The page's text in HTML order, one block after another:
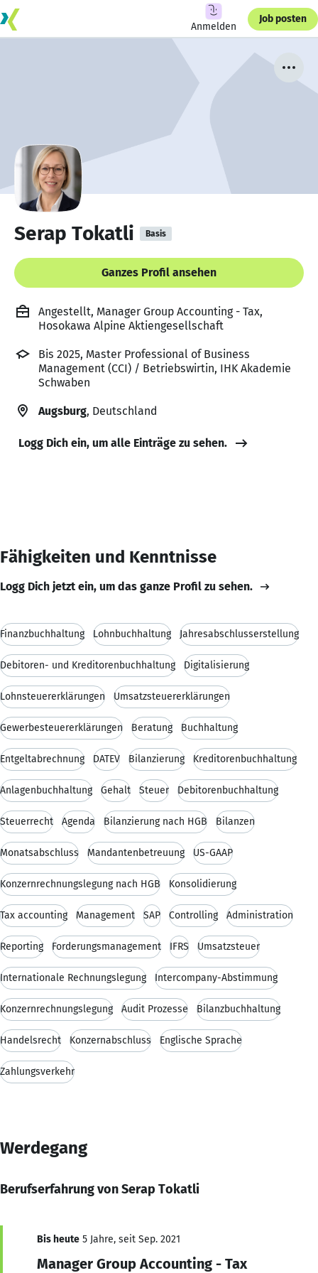
Anmelden
Job posten
Serap Tokatli Basis
Ganzes Profil ansehen
Angestellt, Manager Group Accounting - Tax,
Hosokawa Alpine Aktiengesellschaft
Bis 2025, Master Professional of Business
Management (CCI) / Betriebswirtin, IHK Akademie
Schwaben
Augsburg, Deutschland
Logg Dich ein, um alle Einträge zu sehen.
Fähigkeiten und Kenntnisse
Logg Dich jetzt ein, um das ganze Profil zu sehen.
Finanzbuchhaltung Lohnbuchhaltung Jahresabschlusserstellung
Debitoren- und Kreditorenbuchhaltung Digitalisierung
Lohnsteuererklärungen Umsatzsteuererklärungen
Gewerbesteuererklärungen Beratung Buchhaltung
Entgeltabrechnung DATEV Bilanzierung Kreditorenbuchhaltung
Anlagenbuchhaltung Gehalt Steuer Debitorenbuchhaltung
Steuerrecht Agenda Bilanzierung nach HGB Bilanzen
Monatsabschluss Mandantenbetreuung US-GAAP
Konzernrechnungslegung nach HGB Konsolidierung
Tax accounting Management SAP Controlling Administration
Reporting Forderungsmanagement IFRS Umsatzsteuer
Internationale Rechnungslegung Intercompany-Abstimmung
Konzernrechnungslegung Audit Prozesse Bilanzbuchhaltung
Handelsrecht Konzernabschluss Englische Sprache
Zahlungsverkehr
Werdegang
Berufserfahrung von Serap Tokatli
Bis heute 5 Jahre, seit Sep. 2021
Manager Group Accounting - Tax